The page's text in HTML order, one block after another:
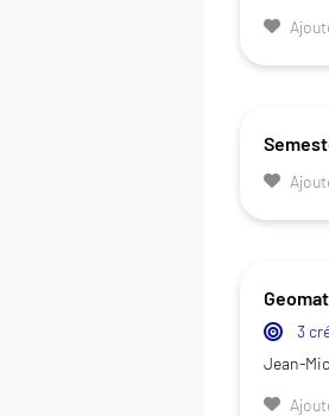
3
Jean-